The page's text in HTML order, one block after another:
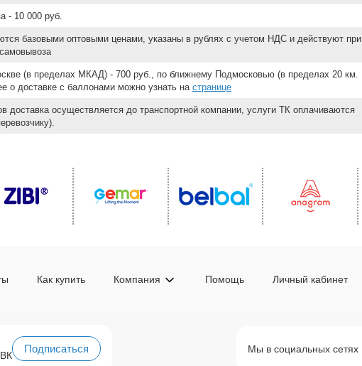
- 10 000 руб.
базовыми оптовыми ценами, указаны в рублях с учетом НДС и действуют при
(в пределах МКАД) - 700 руб., по ближнему Подмосковью (в пределах 20 км.
о доставке с баллонами можно узнать на странице
доставка осуществляется до транспортной компании, услуги ТК оплачиваются
Как купить Компания Помощь Личный кабинет
Подписаться Мы в социальных сетях